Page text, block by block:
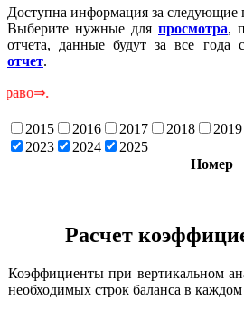
Доступна информация за следующие
Выберите нужные для просмотра,
отчета, данные будут за все года
отчет.
2015 2016 2017 2018 2019
2023
2024
2025
Номер
Расчет
Коэффициенты при вертикальном
необходимых строк баланса в каждом